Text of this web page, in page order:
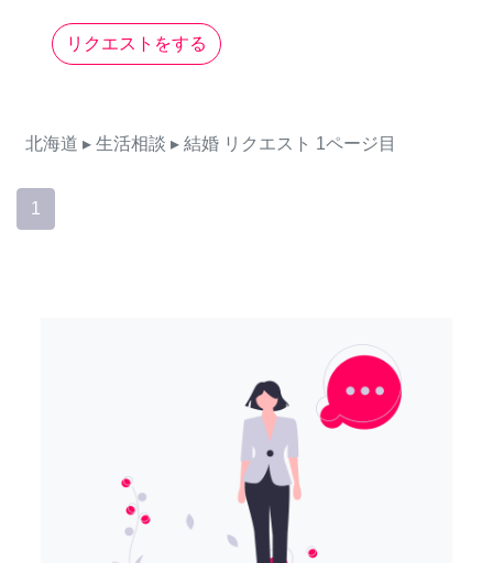
リクエストをする
北海道 ▸ 生活相談 ▸ 結婚 リクエスト 1ページ目
1